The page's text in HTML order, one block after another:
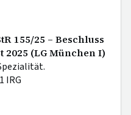
155/25 – Beschluss
2025 (LG München I)
IRG